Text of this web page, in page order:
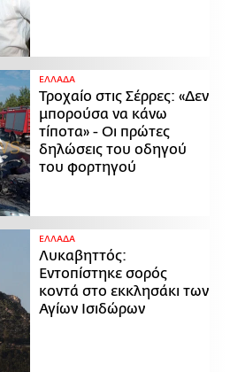
ΕΛΛΑΔΑ
Τροχαίο στις Σέρρες: «Δεν
μπορούσα να κάνω
τίποτα» - Οι πρώτες
δηλώσεις του οδηγού
του φορτηγού
ΕΛΛΑΔΑ
Λυκαβηττός:
Εντοπίστηκε σορός
κοντά στο εκκλησάκι των
Αγίων Ισιδώρων